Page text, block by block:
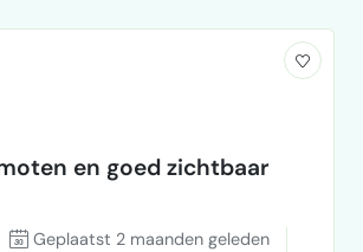
en goed zichtbaar
Geplaatst 2 maanden geleden